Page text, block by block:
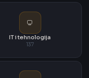
IT i tehnologija
137